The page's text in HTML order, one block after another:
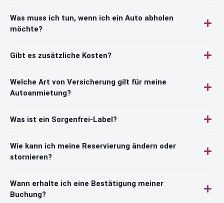
Was muss ich tun, wenn ich ein Auto abholen
möchte?
Gibt es zusätzliche Kosten?
Welche Art von Versicherung gilt für meine
Autoanmietung?
Was ist ein Sorgenfrei-Label?
Wie kann ich meine Reservierung ändern oder
stornieren?
Wann erhalte ich eine Bestätigung meiner
Buchung?